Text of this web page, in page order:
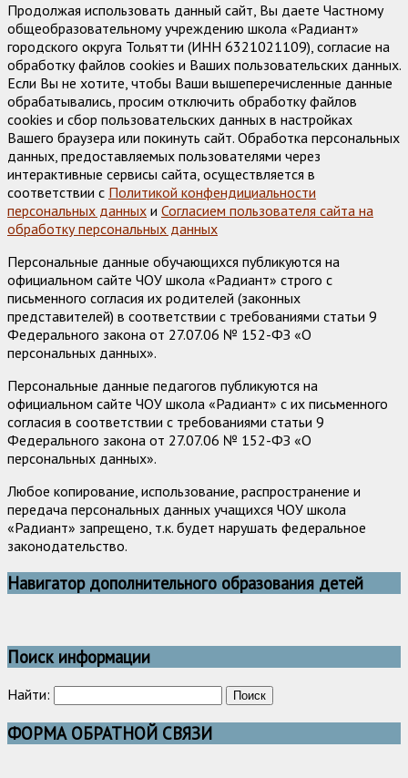
Продолжая использовать данный сайт, Вы даете Частному
общеобразовательному учреждению школа «Радиант»
городского округа Тольятти (ИНН 6321021109), согласие на
обработку файлов cookies и Ваших пользовательских данных.
Если Вы не хотите, чтобы Ваши вышеперечисленные данные
обрабатывались, просим отключить обработку файлов
cookies и сбор пользовательских данных в настройках
Вашего браузера или покинуть сайт. Обработка персональных
данных, предоставляемых пользователями через
интерактивные сервисы сайта, осуществляется в
соответствии с Политикой конфендициальности
персональных данных и Согласием пользователя сайта на
обработку персональных данных
Персональные данные обучающихся публикуются на
официальном сайте ЧОУ школа «Радиант» строго с
письменного согласия их родителей (законных
представителей) в соответствии с требованиями статьи 9
Федерального закона от 27.07.06 № 152-ФЗ «О
персональных данных».
Персональные данные педагогов публикуются на
официальном сайте ЧОУ школа «Радиант» с их письменного
согласия в соответствии с требованиями статьи 9
Федерального закона от 27.07.06 № 152-ФЗ «О
персональных данных».
Любое копирование, использование, распространение и
передача персональных данных учащихся ЧОУ школа
«Радиант» запрещено, т.к. будет нарушать федеральное
законодательство.
Навигатор дополнительного образования детей
Поиск информации
Найти:
ФОРМА ОБРАТНОЙ СВЯЗИ